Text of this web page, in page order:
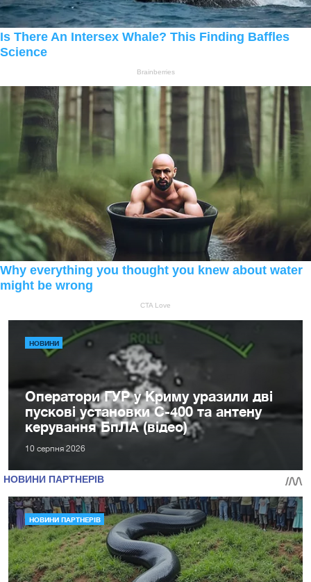
НОВИНИ
Оператори ГУР у Криму уразили дві
пускові установки С-400 та антену
керування БпЛА (відео)
10 серпня 2026